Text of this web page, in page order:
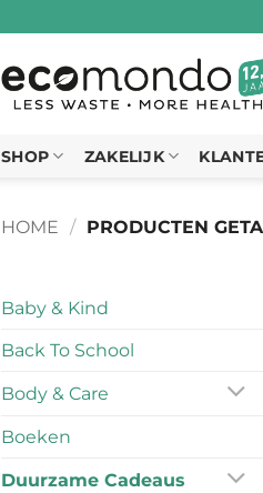
SHOP ZAKELIJK
HOME / PRODUCTEN
Baby & Kind
Back To School
Body & Care
Boeken
Duurzame Cadeaus